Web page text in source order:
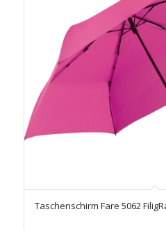
Taschenschirm Fare 5062